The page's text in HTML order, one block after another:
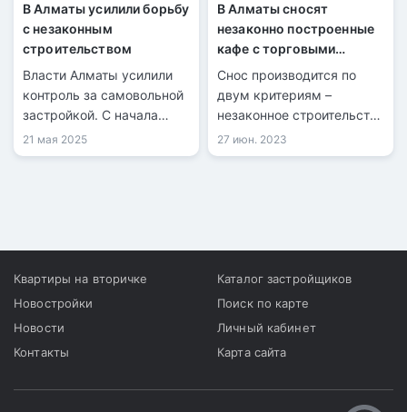
В Алматы усилили борьбу
с незаконным
строительством
Власти Алматы усилили
контроль за самовольной
застройкой. С начала
2022 года снесено почти
90 объектов,
особенно опасны с точки
зрения
сейсмобезопасности.
21 мая 2025
В Алматы сносят
незаконно построенные
кафе с торговыми
павильонами
Снос производится по
двум критериям –
незаконное строительство
на землях госфонда с
захватом пешеходного
27 июн. 2023
Квартиры на вторичке
Новостройки
Новости
Контакты
Каталог застройщиков
Поиск по карте
Личный кабинет
Карта сайта